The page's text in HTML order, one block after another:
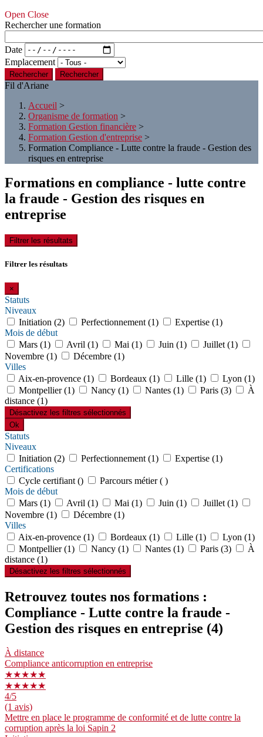
Open Close
Rechercher une formation
Date
Emplacement
Rechercher
Fil d'Ariane
Accueil >
Organisme de formation >
Formation Gestion financière >
Formation Gestion d'entreprise >
Formation Compliance - Lutte contre la fraude - Gestion des
risques en entreprise
Formations en compliance - lutte contre
la fraude - Gestion des risques en
entreprise
Filtrer les résultats
Filtrer les résultats
×
Statuts
Niveaux
Initiation (2)
Perfectionnement (1)
Expertise (1)
Mois de début
Mars (1)
Avril (1) Mai (1) Juin (1)
Juillet (1)
Novembre (1)
Décembre (1)
Villes
Aix-en-provence (1)
Bordeaux (1) Lille (1)
Lyon (1)
Montpellier (1)
Nancy (1) Nantes (1) Paris (3)
À
distance (1)
Désactivez les filtres sélectionnés
Ok
Statuts
Niveaux
Initiation (2)
Perfectionnement (1)
Expertise (1)
Certifications
Cycle certifiant ()
Parcours métier ( )
Mois de début
Mars (1)
Avril (1) Mai (1) Juin (1)
Juillet (1)
Novembre (1)
Décembre (1)
Villes
Aix-en-provence (1)
Bordeaux (1) Lille (1)
Lyon (1)
Montpellier (1)
Nancy (1) Nantes (1) Paris (3)
À
distance (1)
Désactivez les filtres sélectionnés
Retrouvez toutes nos formations :
Compliance - Lutte contre la fraude -
Gestion des risques en entreprise (4)
À distance
Compliance anticorruption en entreprise
★★★★★
★★★★★
4/5
(1 avis)
Mettre en place le programme de conformité et de lutte contre la
corruption après la loi Sapin 2